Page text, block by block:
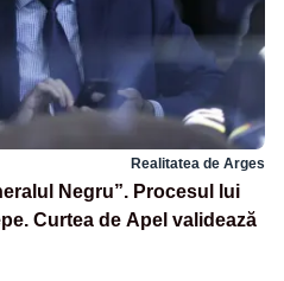
Realitatea de Arges
Negru”. Procesul lui
Curtea de Apel validează